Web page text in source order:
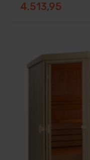
4.513,95